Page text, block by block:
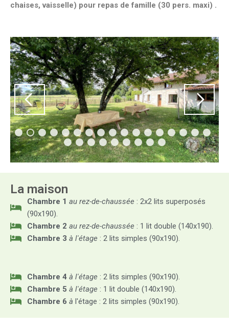
chaises, vaisselle) pour repas de famille (30 pers. maxi) .
La maison
Chambre 1 au rez-de-chaussée : 2x2 lits superposés
(90x190).
Chambre 2 au rez-de-chaussée : 1 lit double (140x190).
Chambre 3 à l'étage : 2 lits simples (90x190).
Chambre 4 à l'étage : 2 lits simples (90x190).
Chambre 5 à l'étage : 1 lit double (140x190).
Chambre 6 à l'étage : 2 lits simples (90x190).